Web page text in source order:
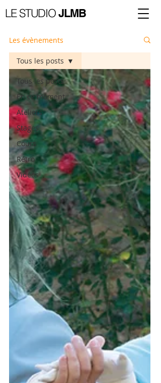
LE STUDIOJLMB
Les évènements
Tous les posts
En ce moment
Ateliers
Stages
Cours
Rétro
Vidéos
Tous les posts